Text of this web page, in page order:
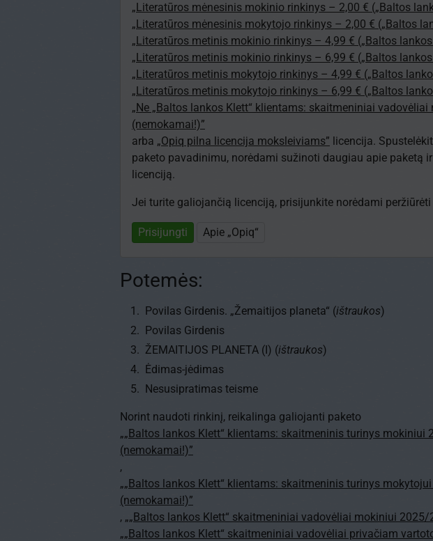
„Literatūros mėnesinis mokinio rinkinys – 2,00 € („Baltos
„Literatūros mėnesinis mokytojo rinkinys – 2,00 € („Baltos
„Literatūros metinis mokinio rinkinys – 4,99 € („Baltos lankos
„Literatūros metinis mokinio rinkinys – 6,99 € („Baltos lankos
„Literatūros metinis mokytojo rinkinys – 4,99 € („Baltos
„Literatūros metinis mokytojo rinkinys – 6,99 € („Baltos
„Ne „Baltos lankos Klett“ klientams: skaitmeniniai
(nemokamai!)”
arba „Opiq pilna licencija moksleiviams” licencija.
paketo pavadinimu, norėdami sužinoti daugiau apie paketą
licenciją.
Jei turite galiojančią licenciją, prisijunkite norėdami peržiūrėti
Prisijungti Apie „Opiq“
Potemės:
Povilas Girdenis. „Žemaitijos planeta“ (ištraukos)
Povilas Girdenis
ŽEMAITIJOS PLANETA (I) (ištraukos)
Ėdimas-jėdimas
Nesusipratimas teisme
Norint naudoti rinkinį, reikalinga galiojanti paketo
„„Baltos lankos Klett“ klientams: skaitmeninis turinys mokiniui
(nemokamai!)”
,
„„Baltos lankos Klett“ klientams: skaitmeninis turinys
(nemokamai!)”
, „„Baltos lankos Klett“ skaitmeniniai vadovėliai mokiniui 2025/
„„Baltos lankos Klett“ skaitmeniniai vadovėliai privačiam